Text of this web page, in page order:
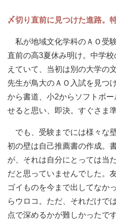
〆切り直前に見つけた進路。
私が地域文化学科のＡＯ受
直前の高3夏休み明け。中学
えていて、当初は別の大学の
先生が鳥大のＡＯ入試を見つ
から書道、小2からソフトボ
せると思い、即決。すぐさま
でも、受験までには様々な
初の壁は自己推薦書の作成。
が、それは自分にとっては当
だと思っていませんでした。
ゴイものを今まで出してなか
らウロコ。ただ、それだけで
点で深めるかが難しかったで